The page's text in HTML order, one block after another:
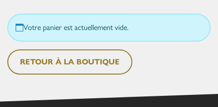
Votre panier est actuellement vide.
RETOUR À LA BOUTIQUE